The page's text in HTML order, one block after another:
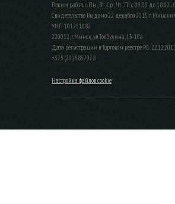
Режим работы: Пн , Вт , Ср , Чт , Пт c 09:00 до 18:00 ;
Свидетельство Выдано 22 декабря 2015 г.
УНП 101251082
220012, г.Минск, ул.Толбухина, 13-10а
Дата регистрации в Торговом реестре РБ: 22.12.2015
+375 (29) 5857978
Настройка файлов cookie